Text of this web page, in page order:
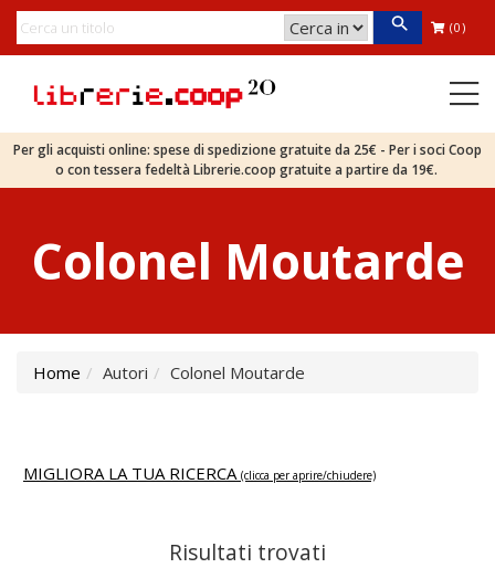
(0)
Per gli acquisti online: spese di spedizione gratuite da 25€ - Per i soci Coop
o con tessera fedeltà Librerie.coop gratuite a partire da 19€.
Colonel Moutarde
Home Autori Colonel Moutarde
MIGLIORA LA TUA RICERCA (clicca per aprire/chiudere)
Risultati trovati